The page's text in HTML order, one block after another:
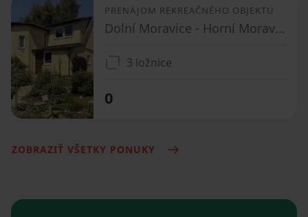
PRENÁJOM REKREAČNÉHO OBJEKTU
Dolní Moravice - Horní Moravice, Moravskoslezský kraj
3 ložnice
0
ZOBRAZIŤ VŠETKY PONUKY